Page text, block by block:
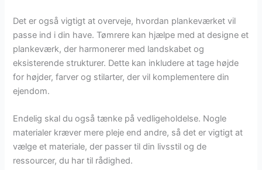
Det er også vigtigt at overveje, hvordan plankeværket vil
passe ind i din have. Tømrere kan hjælpe med at designe et
plankeværk, der harmonerer med landskabet og
eksisterende strukturer. Dette kan inkludere at tage højde
for højder, farver og stilarter, der vil komplementere din
ejendom.
Endelig skal du også tænke på vedligeholdelse. Nogle
materialer kræver mere pleje end andre, så det er vigtigt at
vælge et materiale, der passer til din livsstil og de
ressourcer, du har til rådighed.